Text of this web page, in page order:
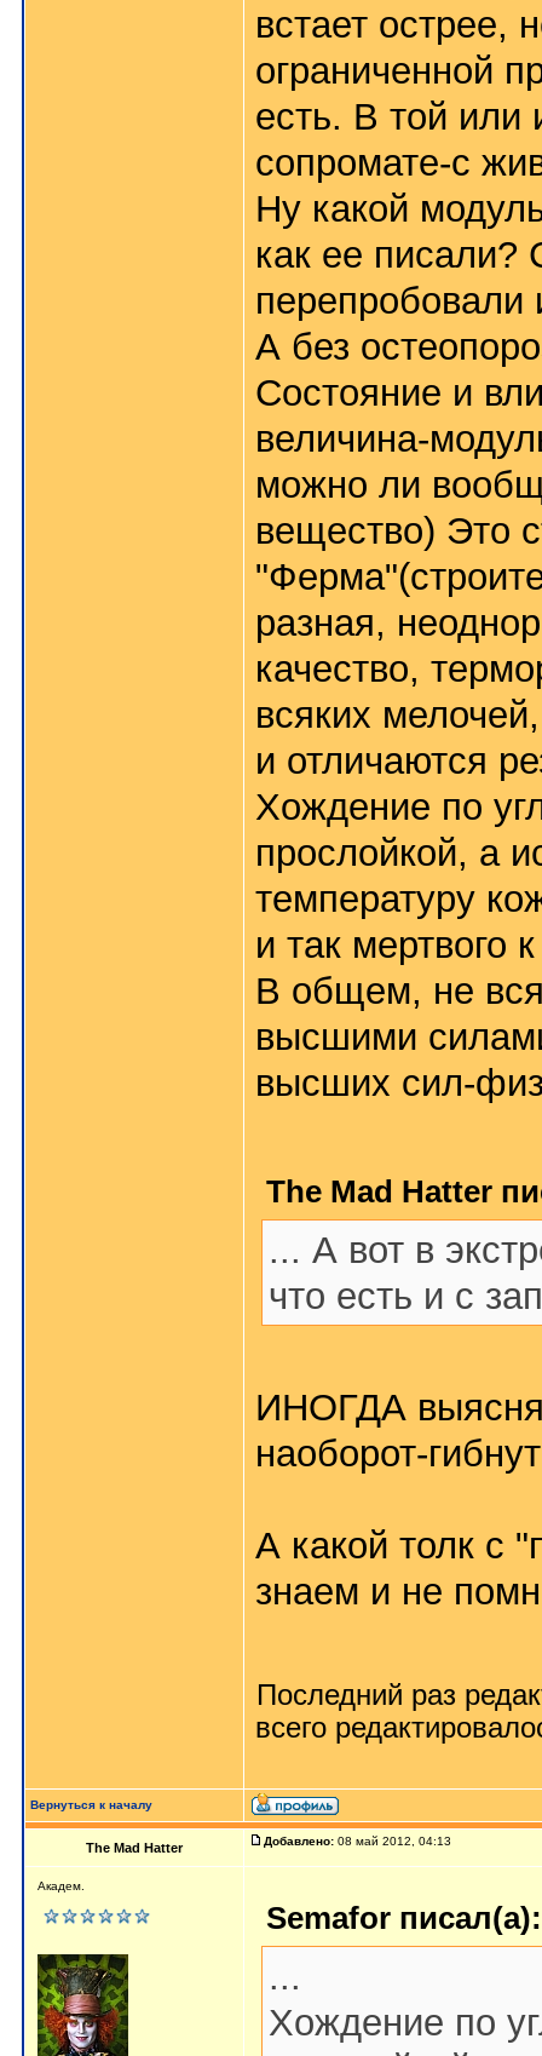
встает острее,
ограниченной
есть. В той или
сопромате-с
Ну какой
как ее писали?
перепробовали
А без
Состояние и
величина-
можно ли
вещество) Это
разная,
качество,
всяких
и отличаются
Хождение по
прослойкой, а
температуру
и так мертвого
В общем, не
высшими
высших сил-
The Mad Hatter
... А вот в
что есть и с
ИНОГДА
наоборот-
А какой толк с
знаем и не
Последний раз
всего
Вернуться к началу
The Mad Hatter Добавлено: 08 май 2012, 04:13
Академ.
Semafor писал(а):
...
Хождение по